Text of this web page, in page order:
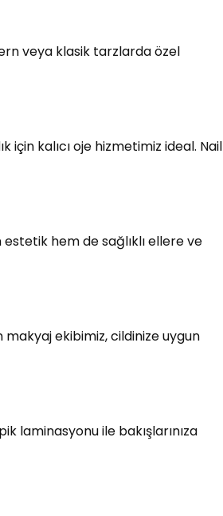
veya klasik tarzlarda özel
için kalıcı oje hizmetimiz ideal. Nail
hem de sağlıklı ellere ve
ekibimiz, cildinize uygun
laminasyonu ile bakışlarınıza